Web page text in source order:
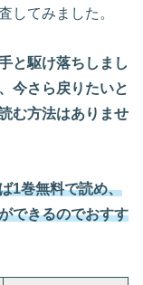
してみました。
と駆け落ちしまし
今さら戻りたいと
む方法はありませ
1巻無料で読め、
できるのでおすす